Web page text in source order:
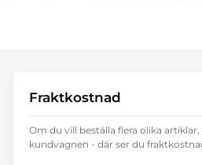
Fraktkostnad
Om du vill beställa flera olika
kundvagnen - där ser du